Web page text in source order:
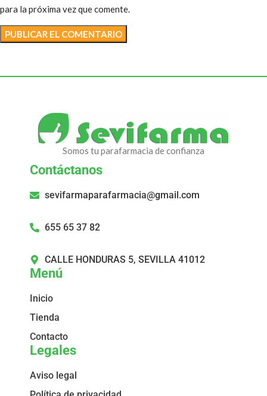
para la próxima vez que comente.
Somos tu parafarmacia de confianza
Menú
Inicio
Tienda
Contacto
Legales
Aviso legal
Contáctanos
sevifarmaparafarmacia@gmail.com
655 65 37 82
CALLE HONDURAS 5, SEVILLA 41012